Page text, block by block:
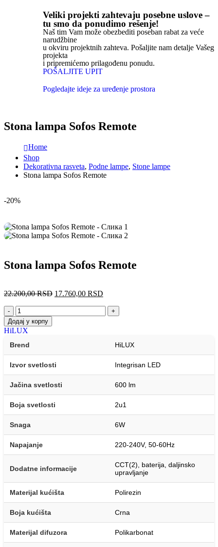
Veliki projekti zahtevaju posebne uslove –
tu smo da ponudimo rešenje!
Naš tim Vam može obezbediti poseban rabat za veće
narudžbine
u okviru projektnih zahteva. Pošaljite nam detalje Vašeg
projekta
i pripremićemo prilagođenu ponudu.
POŠALJITE UPIT
Pogledajte ideje za uređenje prostora
Stona lampa Sofos Remote
Home
Shop
Dekorativna rasveta, Podne lampe, Stone lampe
Stona lampa Sofos Remote
-20%
Stona lampa Sofos Remote
22.200,00RSD 17.760,00 RSD
-
+
Додај у корпу
HiLUX
Brend HiLUX
Izvor svetlosti Integrisan LED
Jačina svetlosti 600 lm
Boja svetlosti 2u1
Snaga 6W
Napajanje 220-240V, 50-60Hz
Dodatne informacije
CCT(2), baterija, daljinsko
upravljanje
Materijal kućišta Polirezin
Boja kućišta Crna
Materijal difuzora Polikarbonat